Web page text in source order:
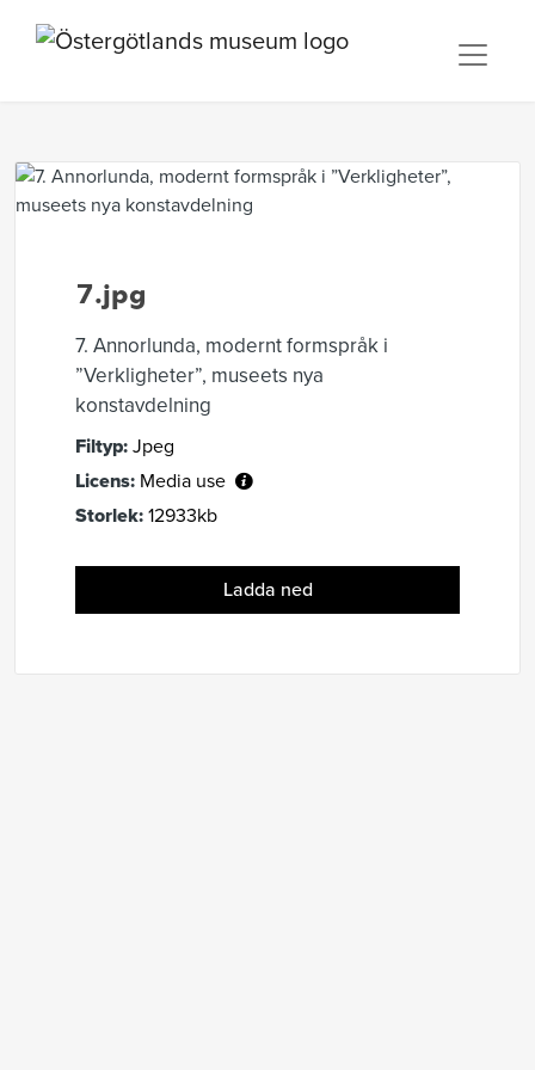
7.jpg
7. Annorlunda, modernt formspråk i
”Verkligheter”, museets nya
konstavdelning
Filtyp: Jpeg
Licens: Media use
Storlek: 12933kb
Ladda ned